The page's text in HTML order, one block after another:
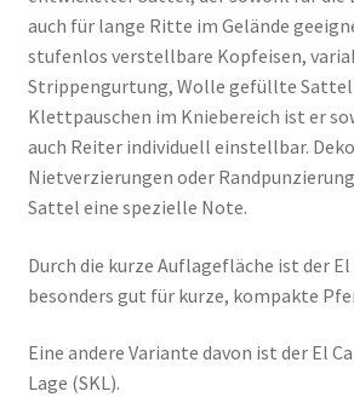
auch für lange Ritte im Gelände
stufenlos verstellbare Kopfeisen,
Strippengurtung, Wolle gefüllte
Klettpauschen im Kniebereich ist er
auch Reiter individuell einstellbar.
Nietverzierungen oder
Sattel eine spezielle Note.
Durch die kurze Auflagefläche ist der
besonders gut für kurze, kompakte
Eine andere Variante davon ist der El
Lage (SKL).